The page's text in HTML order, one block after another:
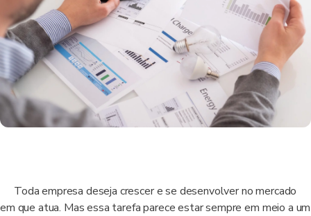
Toda empresa deseja crescer e se desenvolver no mercado
em que atua. Mas essa tarefa parece estar sempre em meio a um